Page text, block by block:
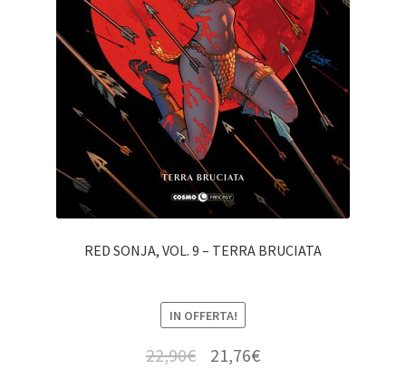
RED SONJA, VOL. 9 – TERRA BRUCIATA
IN OFFERTA!
22,90€ 21,76€